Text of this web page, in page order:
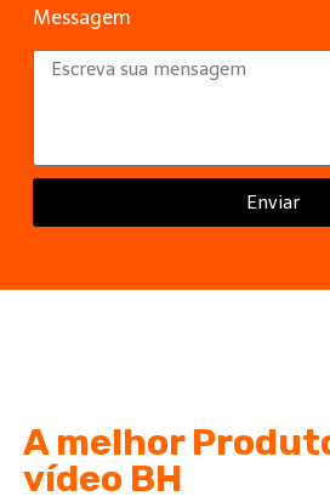
Messagem
Enviar
A melhor
vídeo BH